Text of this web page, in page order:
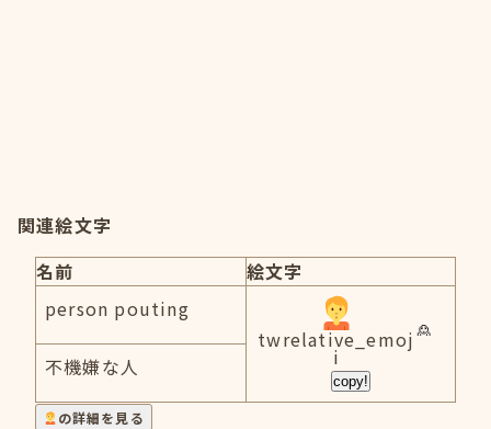
関連絵文字
名前
絵文字
person pouting
twrelative_emoj
i
copy!
不機嫌な人
の詳細を見る